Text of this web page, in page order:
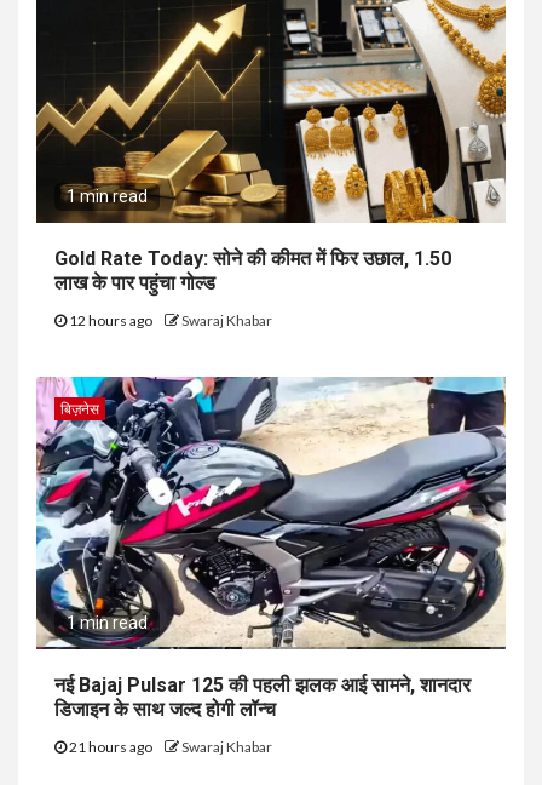
1 min read
Gold Rate Today: सोने की कीमत में फिर उछाल, ₹1.50
लाख के पार पहुंचा गोल्ड
12 hours ago Swaraj Khabar
बिज़नेस
1 min read
नई Bajaj Pulsar 125 की पहली झलक आई सामने, शानदार
डिजाइन के साथ जल्द होगी लॉन्च
21 hours ago Swaraj Khabar